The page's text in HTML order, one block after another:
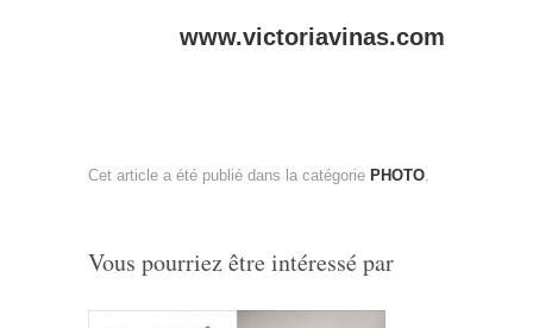
www.victoriavinas.com
Cet article a été publié dans la catégorie PHOTO.
Vous pourriez être intéressé par